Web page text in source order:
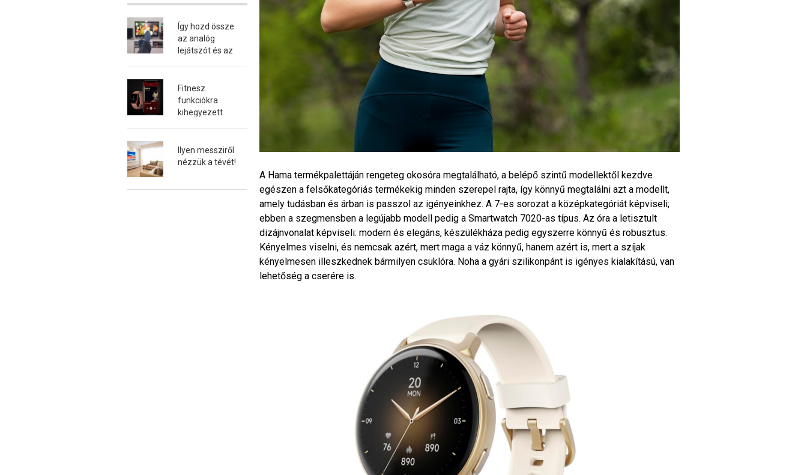
Így hozd össze
az analóg
lejátszót és az
Fitnesz
funkciókra
kihegyezett
Ilyen messziről
nézzük a tévét!
A Hama termékpalettáján rengeteg okosóra megtalálható, a belépő szintű modellektől kezdve
egészen a felsőkategóriás termékekig minden szerepel rajta, így könnyű megtalálni azt a modellt,
amely tudásban és árban is passzol az igényeinkhez. A 7-es sorozat a középkategóriát képviseli;
ebben a szegmensben a legújabb modell pedig a Smartwatch 7020-as típus. Az óra a letisztult
dizájnvonalat képviseli: modern és elegáns, készülékháza pedig egyszerre könnyű és robusztus.
Kényelmes viselni, és nemcsak azért, mert maga a váz könnyű, hanem azért is, mert a szíjak
kényelmesen illeszkednek bármilyen csuklóra. Noha a gyári szilikonpánt is igényes kialakítású, van
lehetőség a cserére is.